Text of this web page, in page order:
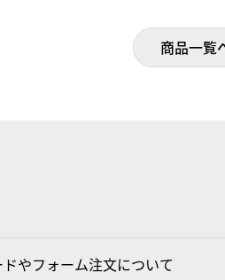
やフォーム注文について